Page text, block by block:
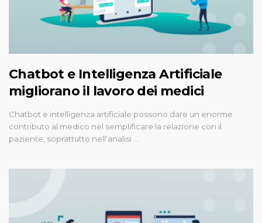
Chatbot e Intelligenza Artificiale
migliorano il lavoro dei medici
Chatbot e intelligenza artificiale possono dare un enorme
contributo al medico nel semplificare la relazione con il
paziente, soprattutto nell’analisi …